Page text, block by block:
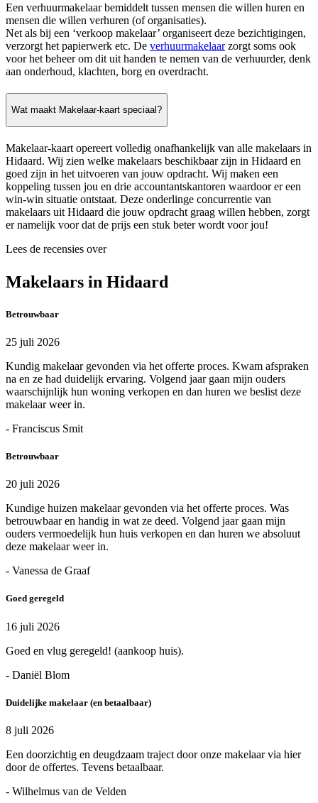
Een verhuurmakelaar bemiddelt tussen mensen die willen huren en
mensen die willen verhuren (of organisaties).
Net als bij een ‘verkoop makelaar’ organiseert deze bezichtigingen,
verzorgt het papierwerk etc. De verhuurmakelaarzorgt soms ook
voor het beheer om dit uit handen te nemen van de verhuurder, denk
aan onderhoud, klachten, borg en overdracht.
Wat maakt Makelaar-kaart speciaal?
Makelaar-kaart opereert volledig onafhankelijk van alle makelaars in
Hidaard. Wij zien welke makelaars beschikbaar zijn in Hidaard en
goed zijn in het uitvoeren van jouw opdracht. Wij maken een
koppeling tussen jou en drie accountantskantoren waardoor er een
win-win situatie ontstaat. Deze onderlinge concurrentie van
makelaars uit Hidaard die jouw opdracht graag willen hebben, zorgt
er namelijk voor dat de prijs een stuk beter wordt voor jou!
Lees de recensies over
Makelaars in Hidaard
Betrouwbaar
25 juli 2026
Kundig makelaar gevonden via het offerte proces. Kwam afspraken
na en ze had duidelijk ervaring. Volgend jaar gaan mijn ouders
waarschijnlijk hun woning verkopen en dan huren we beslist deze
makelaar weer in.
- Franciscus Smit
Betrouwbaar
20 juli 2026
Kundige huizen makelaar gevonden via het offerte proces. Was
betrouwbaar en handig in wat ze deed. Volgend jaar gaan mijn
ouders vermoedelijk hun huis verkopen en dan huren we absoluut
deze makelaar weer in.
- Vanessa de Graaf
Goed geregeld
16 juli 2026
Goed en vlug geregeld! (aankoop huis).
- Daniël Blom
Duidelijke makelaar (en betaalbaar)
8 juli 2026
Een doorzichtig en deugdzaam traject door onze makelaar via hier
door de offertes. Tevens betaalbaar.
- Wilhelmus van de Velden